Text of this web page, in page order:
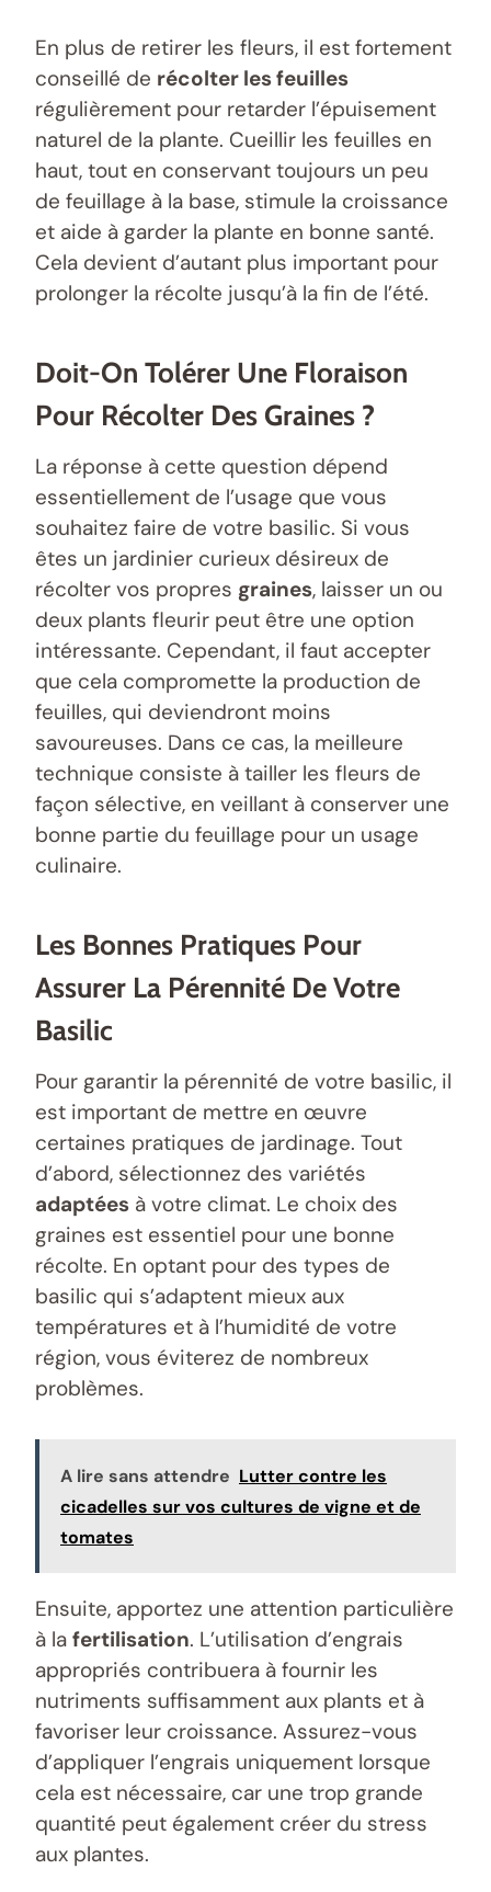
En plus de retirer les fleurs, il est fortement
conseillé de récolter les feuilles
régulièrement pour retarder l’épuisement
naturel de la plante. Cueillir les feuilles en
haut, tout en conservant toujours un peu
de feuillage à la base, stimule la croissance
et aide à garder la plante en bonne santé.
Cela devient d’autant plus important pour
prolonger la récolte jusqu’à la fin de l’été.
Doit-On Tolérer Une Floraison
Pour Récolter Des Graines ?
La réponse à cette question dépend
essentiellement de l’usage que vous
souhaitez faire de votre basilic. Si vous
êtes un jardinier curieux désireux de
récolter vos propres graines, laisser un ou
deux plants fleurir peut être une option
intéressante. Cependant, il faut accepter
que cela compromette la production de
feuilles, qui deviendront moins
savoureuses. Dans ce cas, la meilleure
technique consiste à tailler les fleurs de
façon sélective, en veillant à conserver une
bonne partie du feuillage pour un usage
culinaire.
Les Bonnes Pratiques Pour
Assurer La Pérennité De Votre
Basilic
Pour garantir la pérennité de votre basilic, il
est important de mettre en œuvre
certaines pratiques de jardinage. Tout
d’abord, sélectionnez des variétés
adaptées à votre climat. Le choix des
graines est essentiel pour une bonne
récolte. En optant pour des types de
basilic qui s’adaptent mieux aux
températures et à l’humidité de votre
région, vous éviterez de nombreux
problèmes.
A lire sans attendre Lutter contre les
cicadelles sur vos cultures de vigne et de
tomates
Ensuite, apportez une attention particulière
à la fertilisation. L’utilisation d’engrais
appropriés contribuera à fournir les
nutriments suffisamment aux plants et à
favoriser leur croissance. Assurez-vous
d’appliquer l’engrais uniquement lorsque
cela est nécessaire, car une trop grande
quantité peut également créer du stress
aux plantes.